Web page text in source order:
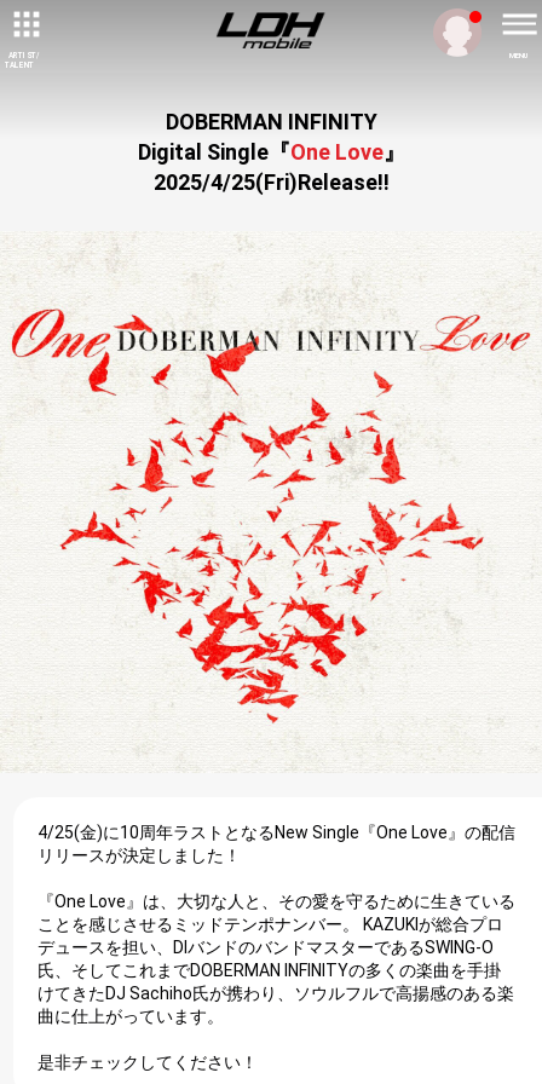
ARTIST/
TALENT
MENU
DOBERMAN INFINITY
Digital Single『One Love』
2025/4/25(Fri)Release!!
4/25(金)に10周年ラストとなるNew Single『One Love』の配信
リリースが決定しました！
『One Love』は、大切な人と、その愛を守るために生きている
ことを感じさせるミッドテンポナンバー。 KAZUKIが総合プロ
デュースを担い、DIバンドのバンドマスターであるSWING-O
氏、そしてこれまでDOBERMAN INFINITYの多くの楽曲を手掛
けてきたDJ Sachiho氏が携わり、ソウルフルで高揚感のある楽
曲に仕上がっています。
是非チェックしてください！